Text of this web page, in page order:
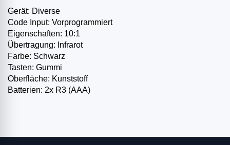
Gerät: Diverse
Code Input: Vorprogrammiert
Eigenschaften: 10:1
Übertragung: Infrarot
Farbe: Schwarz
Tasten: Gummi
Oberfläche: Kunststoff
Batterien: 2x R3 (AAA)